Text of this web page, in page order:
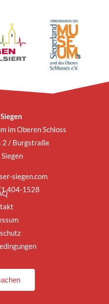
im Oberen Schloss
2 / Burgstraße
siegen.com
404-1528